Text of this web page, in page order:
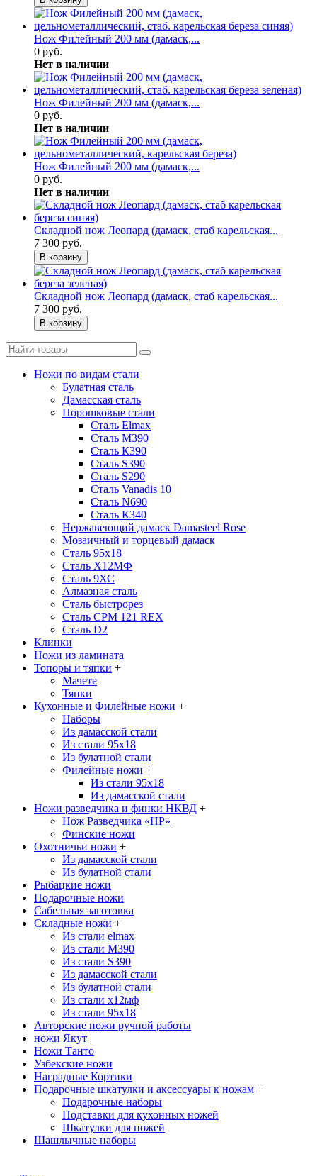
Нож Филейный 200 мм (дамаск,...
0 руб.
Нет в наличии
Нож Филейный 200 мм (дамаск,...
0 руб.
Нет в наличии
Нож Филейный 200 мм (дамаск,...
0 руб.
Нет в наличии
Складной нож Леопард (дамаск, стаб карельская...
7 300 руб.
В корзину
Складной нож Леопард (дамаск, стаб карельская...
7 300 руб.
В корзину
Ножи по видам стали
Булатная сталь
Дамасская сталь
Порошковые стали
Сталь Elmax
Сталь М390
Сталь К390
Сталь S390
Сталь S290
Сталь Vanadis 10
Сталь N690
Сталь К340
Нержавеющий дамаск Damasteel Rose
Мозаичный и торцевый дамаск
Сталь 95х18
Сталь Х12МФ
Сталь 9ХС
Алмазная сталь
Сталь быстрорез
Сталь CPM 121 REX
Сталь D2
Клинки
Ножи из ламината
Топоры и тяпки +
Мачете
Тяпки
Кухонные и Филейные ножи +
Наборы
Из дамасской стали
Из стали 95х18
Из булатной стали
Филейные ножи +
Из стали 95х18
Из дамасской стали
Ножи разведчика и финки НКВД +
Нож Разведчика «НР»
Финские ножи
Охотничьи ножи +
Из дамасской стали
Из булатной стали
Рыбацкие ножи
Подарочные ножи
Сабельная заготовка
Складные ножи +
Из стали elmax
Из стали М390
Из стали S390
Из дамасской стали
Из булатной стали
Из стали х12мф
Из стали 95х18
Авторские ножи ручной работы
ножи Якут
Ножи Танто
Узбекские ножи
Наградные Кортики
Подарочные шкатулки и аксессуары к ножам +
Подарочные наборы
Подставки для кухонных ножей
Шкатулки для ножей
Шашлычные наборы